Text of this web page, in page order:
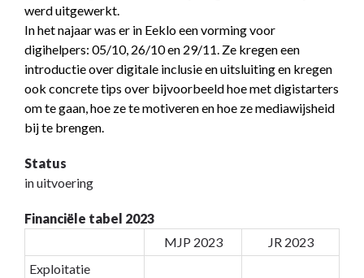
werd uitgewerkt.
In het najaar was er in Eeklo een vorming voor
digihelpers: 05/10, 26/10 en 29/11. Ze kregen een
introductie over digitale inclusie en uitsluiting en kregen
ook concrete tips over bijvoorbeeld hoe met digistarters
om te gaan, hoe ze te motiveren en hoe ze mediawijsheid
bij te brengen.
Status
in uitvoering
Financiële tabel 2023
MJP 2023
JR 2023
Exploitatie